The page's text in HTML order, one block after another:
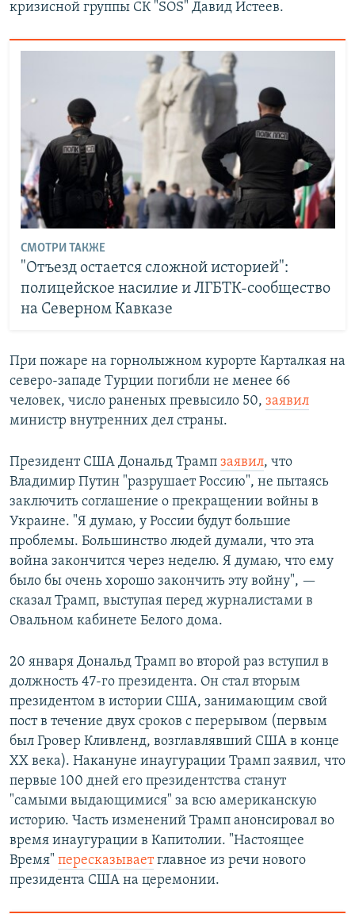
кризисной группы СК "SOS" Давид Истеев.
СМОТРИ ТАКЖЕ
"Отъезд остается сложной историей":
полицейское насилие и ЛГБТК-сообщество
на Северном Кавказе
При пожаре на горнолыжном курорте Карталкая на
северо-западе Турции погибли не менее 66
человек, число раненых превысило 50, заявил
министр внутренних дел страны.
Президент США Дональд Трамп заявил, что
Владимир Путин "разрушает Россию", не пытаясь
заключить соглашение о прекращении войны в
Украине. "Я думаю, у России будут большие
проблемы. Большинство людей думали, что эта
война закончится через неделю. Я думаю, что ему
было бы очень хорошо закончить эту войну", —
сказал Трамп, выступая перед журналистами в
Овальном кабинете Белого дома.
20 января Дональд Трамп во второй раз вступил в
должность 47-го президента. Он стал вторым
президентом в истории США, занимающим свой
пост в течение двух сроков с перерывом (первым
был Гровер Кливленд, возглавлявший США в конце
XX века). Накануне инаугурации Трамп заявил, что
первые 100 дней его президентства станут
"самыми выдающимися" за всю американскую
историю. Часть изменений Трамп анонсировал во
время инаугурации в Капитолии. "Настоящее
Время" пересказываетглавное из речи нового
президента США на церемонии.